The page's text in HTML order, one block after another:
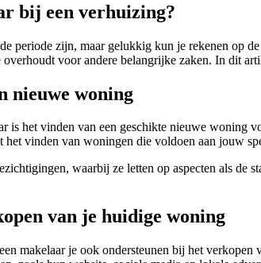
bij een verhuizing?
periode zijn, maar gelukkig kun je rekenen op
voor andere belangrijke zaken. In dit
nieuwe woning
is het vinden van een geschikte nieuwe woning
het vinden van woningen die voldoen aan jouw
waarbij ze letten op aspecten als
van je huidige woning
makelaar je ook ondersteunen bij het